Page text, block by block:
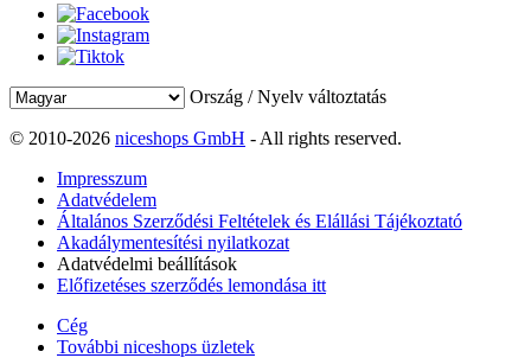
Ország / Nyelv változtatás
© 2010-2026 niceshops GmbH - All rights reserved.
Impresszum
Adatvédelem
Általános Szerződési Feltételek és Elállási Tájékoztató
Akadálymentesítési nyilatkozat
Adatvédelmi beállítások
Előfizetéses szerződés lemondása itt
Cég
További niceshops üzletek